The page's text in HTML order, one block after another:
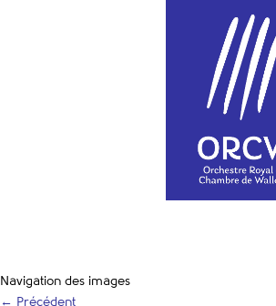
Navigation des images
← Précédent